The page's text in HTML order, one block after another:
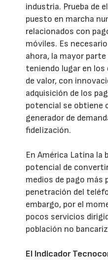
industria. Prueba de
puesto en marcha
relacionados con
móviles. Es
ahora, la mayor
teniendo lugar en los
de valor, con
adquisición de los
potencial se obtiene
generador de
fidelización.
En América Latina la
potencial de
medios de pago más
penetración del
embargo, por el
pocos servicios
población no
El Indicador